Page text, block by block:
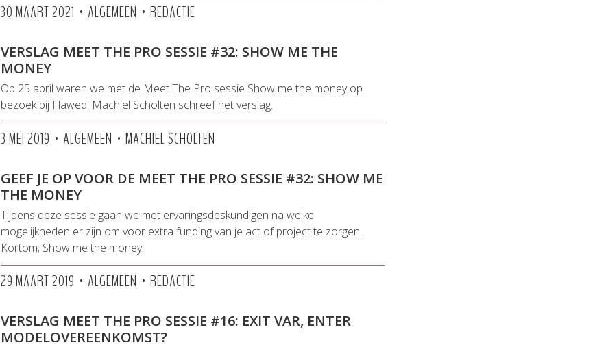
30 MAART 2021 • ALGEMEEN • REDACTIE
VERSLAG MEET THE PRO SESSIE #32: SHOW ME THE
MONEY
Op 25 april waren we met de Meet The Pro sessie Show me the money op
bezoek bij Flawed. Machiel Scholten schreef het verslag.
3 MEI 2019 • ALGEMEEN • MACHIEL SCHOLTEN
GEEF JE OP VOOR DE MEET THE PRO SESSIE #32: SHOW ME
THE MONEY
Tijdens deze sessie gaan we met ervaringsdeskundigen na welke
mogelijkheden er zijn om voor extra funding van je act of project te zorgen.
Kortom; Show me the money!
29 MAART 2019 • ALGEMEEN • REDACTIE
VERSLAG MEET THE PRO SESSIE #16: EXIT VAR, ENTER
MODELOVEREENKOMST?